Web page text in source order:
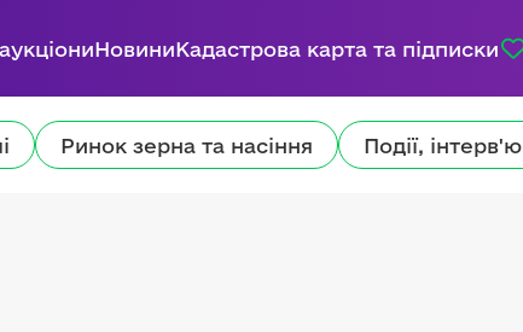
НовиниКадастрова карта та підписки
Ринок зерна та насіння Події, інтерв'ю